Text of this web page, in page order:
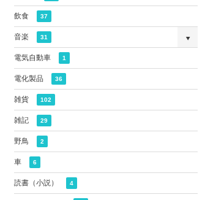
飲食 37
音楽 31
電気自動車 1
電化製品 36
雑貨 102
雑記 29
野鳥 2
車 6
読書（小説） 4